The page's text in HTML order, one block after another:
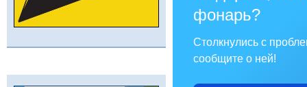
фонарь?
Столкнулись с
сообщите о ней!